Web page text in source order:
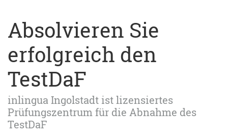
Absolvieren Sie
erfolgreich den
TestDaF
inlingua Ingolstadt ist lizensiertes
Prüfungszentrum für die Abnahme des
TestDaF